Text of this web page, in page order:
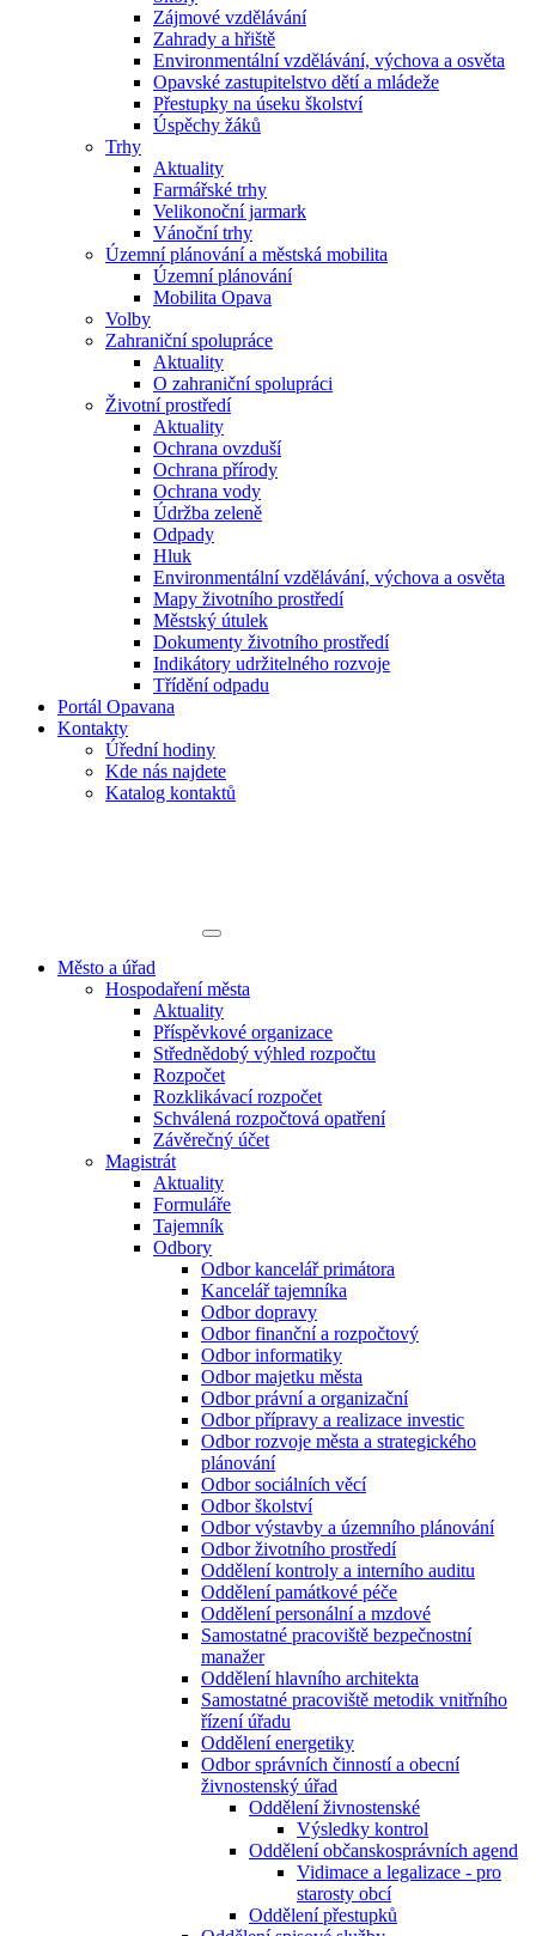
Zájmové vzdělávání
Zahrady a hřiště
Environmentální vzdělávání, výchova a osvěta
Opavské zastupitelstvo dětí a mládeže
Přestupky na úseku školství
Úspěchy žáků
Trhy
Aktuality
Farmářské trhy
Velikonoční jarmark
Vánoční trhy
Územní plánování a městská mobilita
Územní plánování
Mobilita Opava
Volby
Zahraniční spolupráce
Aktuality
O zahraniční spolupráci
Životní prostředí
Aktuality
Ochrana ovzduší
Ochrana přírody
Ochrana vody
Údržba zeleně
Odpady
Hluk
Environmentální vzdělávání, výchova a osvěta
Mapy životního prostředí
Městský útulek
Dokumenty životního prostředí
Indikátory udržitelného rozvoje
Třídění odpadu
Portál Opavana
Kontakty
Úřední hodiny
Kde nás najdete
Katalog kontaktů
Město a úřad
Hospodaření města
Aktuality
Příspěvkové organizace
Střednědobý výhled rozpočtu
Rozpočet
Rozklikávací rozpočet
Schválená rozpočtová opatření
Závěrečný účet
Magistrát
Aktuality
Formuláře
Tajemník
Odbory
Odbor kancelář primátora
Kancelář tajemníka
Odbor dopravy
Odbor finanční a rozpočtový
Odbor informatiky
Odbor majetku města
Odbor právní a organizační
Odbor přípravy a realizace investic
Odbor rozvoje města a strategického
plánování
Odbor sociálních věcí
Odbor školství
Odbor výstavby a územního plánování
Odbor životního prostředí
Oddělení kontroly a interního auditu
Oddělení památkové péče
Oddělení personální a mzdové
Samostatné pracoviště bezpečnostní
manažer
Oddělení hlavního architekta
Samostatné pracoviště metodik vnitřního
řízení úřadu
Oddělení energetiky
Odbor správních činností a obecní
živnostenský úřad
Oddělení živnostenské
Výsledky kontrol
Oddělení občanskosprávních agend
Vidimace a legalizace - pro
starosty obcí
Oddělení přestupků